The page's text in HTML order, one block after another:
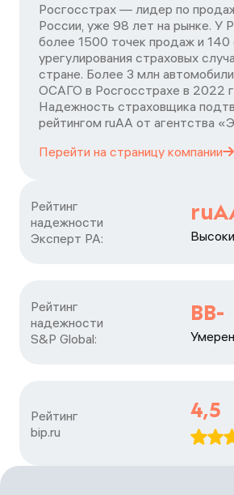
Росгосстрах — лидер по
России, уже 98 лет на рынке. У
более 1500 точек продаж и 140
урегулирования страховых
стране. Более 3 млн
ОСАГО в Росгосстрахе в 2022
Надежность страховщика
рейтингом ruАА от агентства
Перейти на страницу компании
Рейтинг
надежности
Эксперт РА:
Рейтинг
надежности
S&P Global:
BB-
Рейтинг
bip.ru
4,5